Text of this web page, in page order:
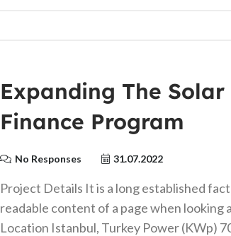
Expanding The
Finance Program
No Responses 31.07.2022
Project Details It is a long established
readable content of a page when looking
Location Istanbul, Turkey Power (KWp)